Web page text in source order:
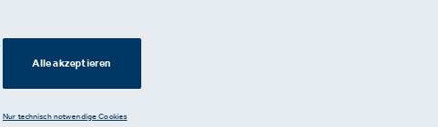
Alle akzeptieren
Nur technisch notwendige Cookies